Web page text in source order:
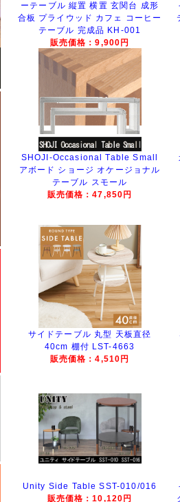
ーテーブル 縦置 横置 玄関台 成形
合板 プライウッド カフェ コーヒー
テーブル 完成品 KH-001
販売価格：9,900円
SHOJI-Occasional Table Small
アボード ショージ オケージョナル
テーブル スモール
販売価格：47,850円
サイドテーブル 丸型 天板直径
40cm 棚付 LST-4663
販売価格：4,510円
Unity Side Table SST-010/016
販売価格：10,120円